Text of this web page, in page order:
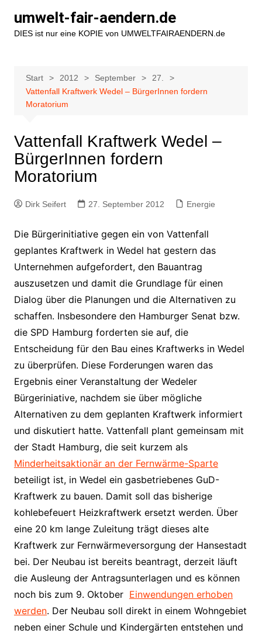
Inhalt
springen
umwelt-fair-aendern.de
DIES ist nur eine KOPIE von UMWELTFAIRAENDERN.de
Start 2012 September
27.
Vattenfall Kraftwerk Wedel – BürgerInnen fordern
Moratorium
Vattenfall Kraftwerk Wedel –
BürgerInnen fordern
Moratorium
Dirk Seifert 27. September 2012 Energie
Die Bürgerinitiative gegen ein von Vattenfall
geplantes Kraftwerk in Wedel hat gestern das
Unternehmen aufgefordert, den Bauantrag
auszusetzen und damit die Grundlage für einen
Dialog über die Planungen und die Alternativen zu
schaffen. Insbesondere den Hamburger Senat bzw.
die SPD Hamburg forderten sie auf, die
Entscheidung für den Bau eines Kraftwerks in Wedel
zu überprüfen. Diese Forderungen waren das
Ergebnis einer Veranstaltung der Wedeler
Bürgeriniative, nachdem sie über mögliche
Alternativen zu dem geplanten Kraftwerk informiert
und diskutiert hatte. Vattenfall plant gemeinsam mit
der Stadt Hamburg, die seit kurzem als
Minderheitsaktionär an der Fernwärme-Sparte
beteiligt ist, in Wedel ein gasbetriebenes GuD-
Kraftwerk zu bauen. Damit soll das bisherige
kohlebefeuert Heizkraftwerk ersetzt werden. Über
eine 20 km lange Zuleitung trägt dieses alte
Kraftwerk zur Fernwärmeversorgung der Hansestadt
bei. Der Neubau ist bereits beantragt, derzeit läuft
die Ausleung der Antragsunterlagen und es können
noch bis zum 9. Oktober Einwendungen erhoben
werden. Der Neubau soll direkt in einem Wohngebiet
neben einer Schule und Kindergärten entstehen und